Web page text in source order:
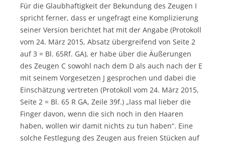
Für die Glaubhaftigkeit der Bekundung des Zeugen I
spricht ferner, dass er ungefragt eine Komplizierung
seiner Version berichtet hat mit der Angabe (Protokoll
vom 24. März 2015, Absatz übergreifend von Seite 2
auf 3 = Bl. 65Rf. GA), er habe über die Äußerungen
des Zeugen C sowohl nach dem D als auch nach der E
mit seinem Vorgesetzen J gesprochen und dabei die
Einschätzung vertreten (Protokoll vom 24. März 2015,
Seite 2 = Bl. 65 R GA, Zeile 39f.) „lass mal lieber die
Finger davon, wenn die sich noch in den Haaren
haben, wollen wir damit nichts zu tun haben“. Eine
solche Festlegung des Zeugen aus freien Stücken auf